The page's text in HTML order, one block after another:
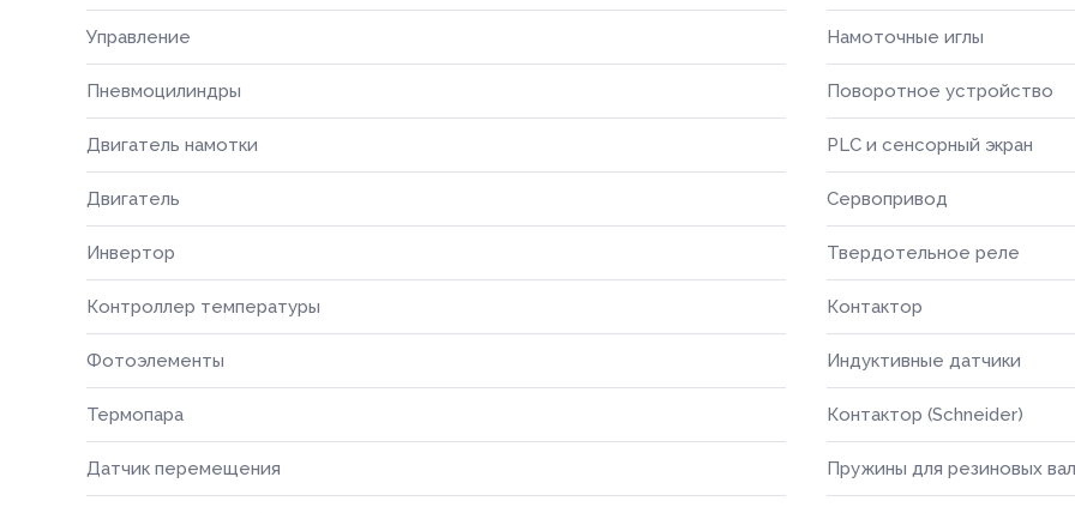
Управление Намоточные иглы
Пневмоцилиндры Поворотное устройство
Двигатель намотки PLC и сенсорный экран
Двигатель Сервопривод
Инвертор Твердотельное реле
Контроллер температуры Контактор
Фотоэлементы Индуктивные датчики
Термопара Контактор (Schneider)
Датчик перемещения Пружины для резиновых
Способ оплаты
Ваше имя *
Телефон *